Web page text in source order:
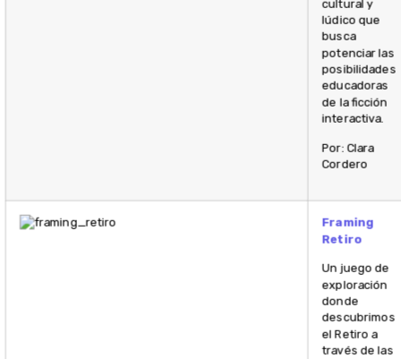
cultural y
lúdico que
busca
potenciar las
posibilidades
educadoras
de la ficción
interactiva.
Por: Clara
Cordero
Framing
Retiro
Un juego de
exploración
donde
descubrimos
el Retiro a
través de las